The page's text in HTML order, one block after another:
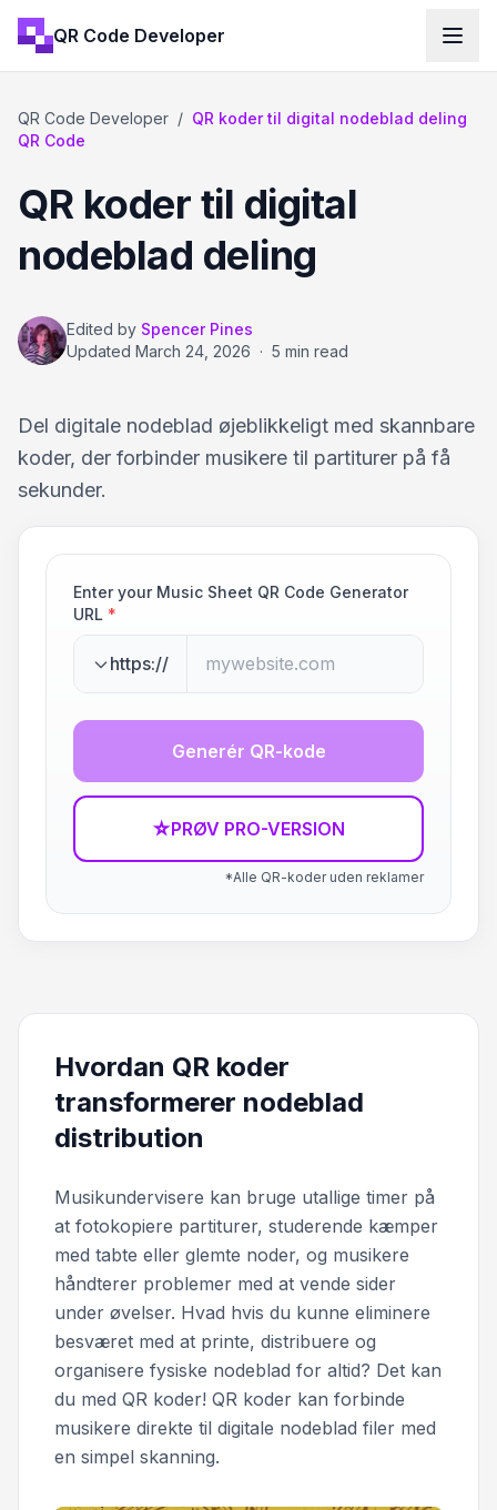
QR Code Developer
QR Code Developer / QR koder til digital nodeblad deling
QR Code
QR koder til digital
nodeblad deling
Edited by Spencer Pines
Updated March 24, 2026 · 5 min read
Del digitale nodeblad øjeblikkeligt med skannbare
koder, der forbinder musikere til partiturer på få
sekunder.
Enter your Music Sheet QR Code Generator
URL *
https://
Generér QR-kode
☆PRØV PRO-VERSION
*Alle QR-koder uden reklamer
Hvordan QR koder
transformerer nodeblad
distribution
Musikundervisere kan bruge utallige timer på
at fotokopiere partiturer, studerende kæmper
med tabte eller glemte noder, og musikere
håndterer problemer med at vende sider
under øvelser. Hvad hvis du kunne eliminere
besværet med at printe, distribuere og
organisere fysiske nodeblad for altid? Det kan
du med QR koder! QR koder kan forbinde
musikere direkte til digitale nodeblad filer med
en simpel skanning.